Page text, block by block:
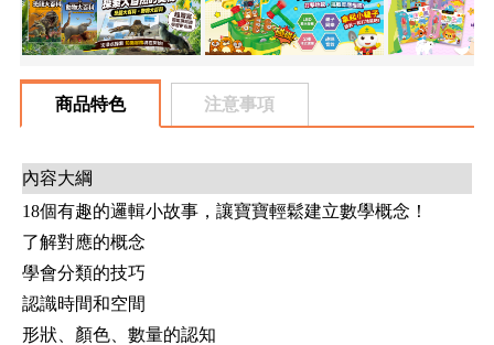
商品特色 注意事項
內容大綱
18個有趣的邏輯小故事，讓寶寶輕鬆建立數學概念！
了解對應的概念
學會分類的技巧
認識時間和空間
形狀、顏色、數量的認知